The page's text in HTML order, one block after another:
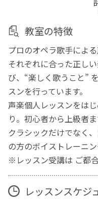
教室の特徴
プロのオペラ歌手による
それぞれに合った正し
び、“楽しく歌うこと”
スンを行っています。
声楽個人レッスンをは
り。初心者から上級者
クラシックだけでなく
の方のボイストレーニン
※レッスン受講は ご都
レッスンスケジ